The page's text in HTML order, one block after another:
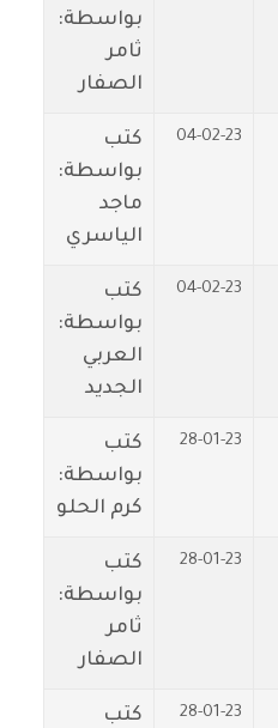
بواسطة:
ثامر
الصفار
04-02-23
كتب
بواسطة:
ماجد
الياسري
04-02-23
كتب
بواسطة:
العربي
الجديد
28-01-23
كتب
بواسطة:
كرم الحلو
28-01-23
كتب
بواسطة:
ثامر
الصفار
28-01-23
كتب